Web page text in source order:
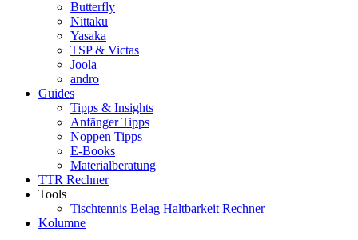
Butterfly
Nittaku
Yasaka
TSP & Victas
Joola
andro
Guides
Tipps & Insights
Anfänger Tipps
Noppen Tipps
E-Books
Materialberatung
TTR Rechner
Tools
Tischtennis Belag Haltbarkeit Rechner
Kolumne